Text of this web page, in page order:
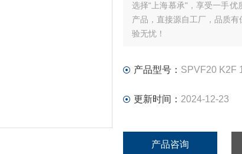
选择“上海慕承"，享受一手
产品，直接源自工厂，品质
验无忧！
产品型号： SPVF20 K2F
更新时间： 2024-12-23
产品咨询